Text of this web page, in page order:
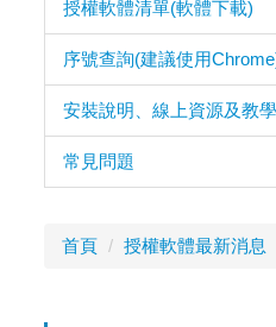
授權軟體清單(軟體下載)
序號查詢(建議使用
安裝說明、線上資源及教
常見問題
首頁 授權軟體最新消息